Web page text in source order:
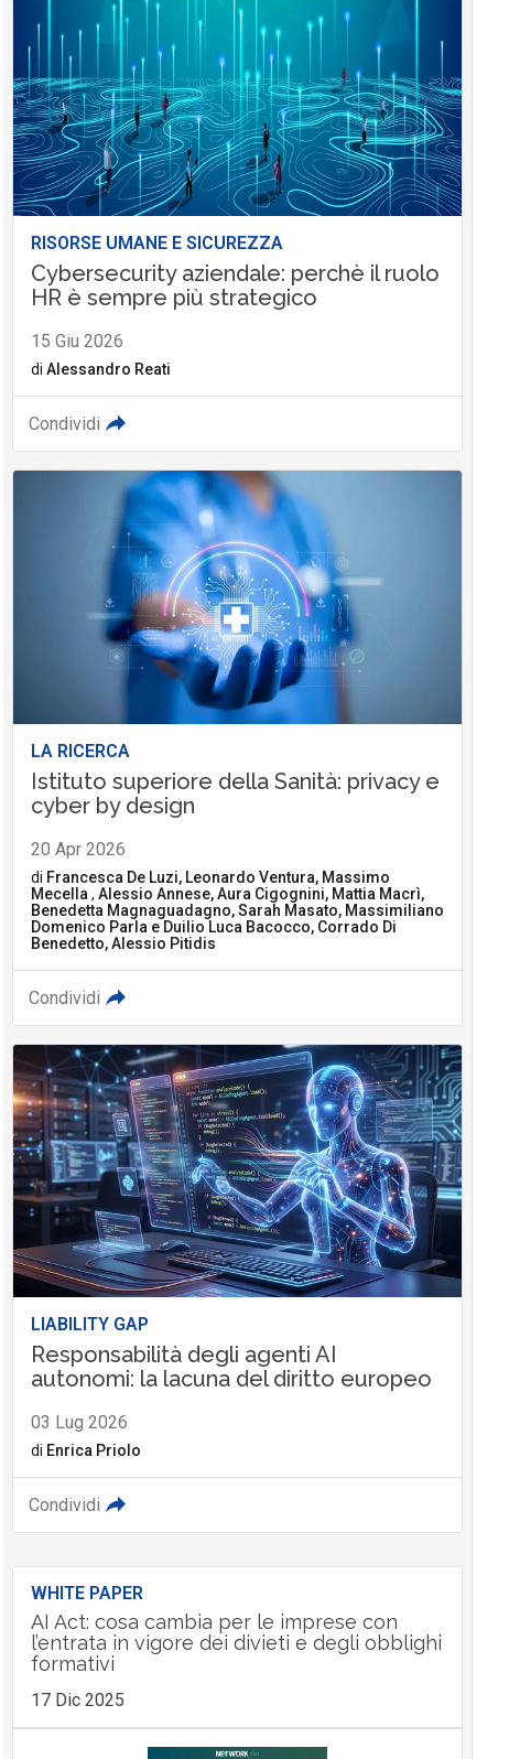
RISORSE UMANE E SICUREZZA
Cybersecurity aziendale: perchè il ruolo
HR è sempre più strategico
15 Giu 2026
di Alessandro Reati
Condividi
LA RICERCA
Istituto superiore della Sanità: privacy e
cyber by design
20 Apr 2026
di Francesca De Luzi, Leonardo Ventura, Massimo
Mecella , Alessio Annese, Aura Cigognini, Mattia Macrì,
Benedetta Magnaguadagno, Sarah Masato, Massimiliano
Domenico Parla e Duilio Luca Bacocco, Corrado Di
Benedetto, Alessio Pitidis
Condividi
LIABILITY GAP
Responsabilità degli agenti AI
autonomi: la lacuna del diritto europeo
03 Lug 2026
di Enrica Priolo
Condividi
WHITE PAPER
AI Act: cosa cambia per le imprese con
l’entrata in vigore dei divieti e degli obblighi
formativi
17 Dic 2025